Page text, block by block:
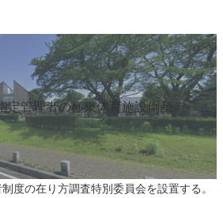
定管理者の極東体育施設倒産
度の在り方調査特別委員会を設置する。